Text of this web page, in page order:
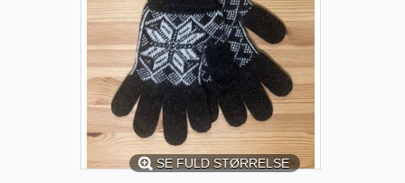
SE FULD STØRRELSE